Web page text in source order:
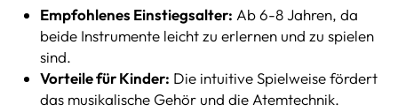
Empfohlenes Einstiegsalter: Ab 6-8 Jahren, da
beide Instrumente leicht zu erlernen und zu spielen
sind.
Vorteile für Kinder: Die intuitive Spielweise fördert
das musikalische Gehör und die Atemtechnik.